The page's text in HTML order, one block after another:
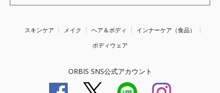
スキンケア メイク ヘア＆ボディ
インナーケア（食品）
ボディウェア
ORBIS SNS公式アカウント